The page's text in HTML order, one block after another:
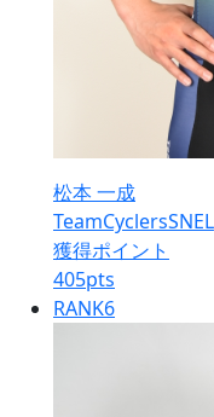
松本 一成
TeamCyclersSNEL
獲得ポイント
405pts
RANK6